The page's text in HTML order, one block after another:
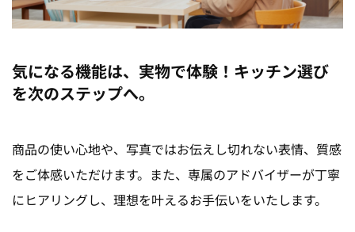
気になる機能は、実物で体験！キッチン選び
を次のステップへ。
商品の使い心地や、写真ではお伝えし切れない表情、質感
をご体感いただけます。また、専属のアドバイザーが丁寧
にヒアリングし、理想を叶えるお手伝いをいたします。